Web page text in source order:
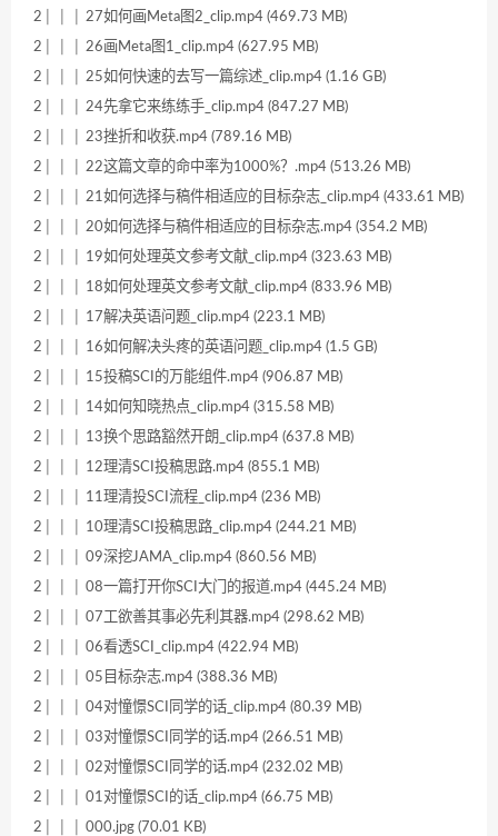
2│ │ │ 27如何画Meta图2_clip.mp4 (469.73 MB)
2│ │ │ 26画Meta图1_clip.mp4 (627.95 MB)
2│ │ │ 25如何快速的去写一篇综述_clip.mp4 (1.16 GB)
2│ │ │ 24先拿它来练练手_clip.mp4 (847.27 MB)
2│ │ │ 23挫折和收获.mp4 (789.16 MB)
2│ │ │ 22这篇文章的命中率为1000%？.mp4 (513.26 MB)
2│ │ │ 21如何选择与稿件相适应的目标杂志_clip.mp4 (433.61 MB)
2│ │ │ 20如何选择与稿件相适应的目标杂志.mp4 (354.2 MB)
2│ │ │ 19如何处理英文参考文献_clip.mp4 (323.63 MB)
2│ │ │ 18如何处理英文参考文献_clip.mp4 (833.96 MB)
2│ │ │ 17解决英语问题_clip.mp4 (223.1 MB)
2│ │ │ 16如何解决头疼的英语问题_clip.mp4 (1.5 GB)
2│ │ │ 15投稿SCI的万能组件.mp4 (906.87 MB)
2│ │ │ 14如何知晓热点_clip.mp4 (315.58 MB)
2│ │ │ 13换个思路豁然开朗_clip.mp4 (637.8 MB)
2│ │ │ 12理清SCI投稿思路.mp4 (855.1 MB)
2│ │ │ 11理清投SCI流程_clip.mp4 (236 MB)
2│ │ │ 10理清SCI投稿思路_clip.mp4 (244.21 MB)
2│ │ │ 09深挖JAMA_clip.mp4 (860.56 MB)
2│ │ │ 08一篇打开你SCI大门的报道.mp4 (445.24 MB)
2│ │ │ 07工欲善其事必先利其器.mp4 (298.62 MB)
2│ │ │ 06看透SCI_clip.mp4 (422.94 MB)
2│ │ │ 05目标杂志.mp4 (388.36 MB)
2│ │ │ 04对憧憬SCI同学的话_clip.mp4 (80.39 MB)
2│ │ │ 03对憧憬SCI同学的话.mp4 (266.51 MB)
2│ │ │ 02对憧憬SCI同学的话.mp4 (232.02 MB)
2│ │ │ 01对憧憬SCI的话_clip.mp4 (66.75 MB)
2│ │ │ 000.jpg (70.01 KB)